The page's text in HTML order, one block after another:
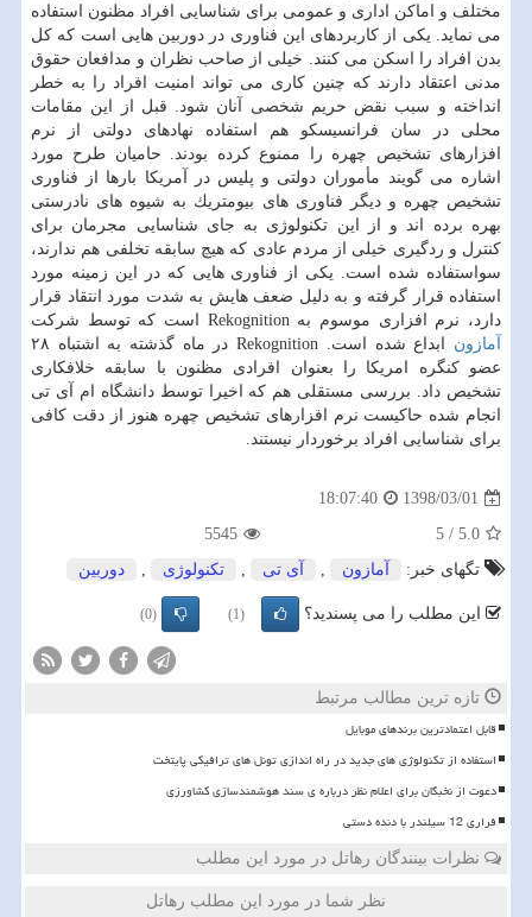
مختلف و اماكن اداری و عمومی برای شناسایی افراد مظنون استفاده
می نماید. یكی از كاربردهای این فناوری در دوربین هایی است كه كل
بدن افراد را اسكن می كنند. خیلی از صاحب نظران و مدافعان حقوق
مدنی اعتقاد دارند كه چنین كاری می تواند امنیت افراد را به خطر
انداخته و سبب نقض حریم شخصی آنان شود. قبل از این مقامات
محلی در سان فرانسیسكو هم استفاده نهادهای دولتی از نرم
افزارهای تشخیص چهره را ممنوع كرده بودند. حامیان طرح مورد
اشاره می گویند مأموران دولتی و پلیس در آمریكا بارها از فناوری
تشخیص چهره و دیگر فناوری های بیومتریك به شیوه های نادرستی
بهره برده اند و از این تكنولوژی به جای شناسایی مجرمان برای
كنترل و ردگیری خیلی از مردم عادی كه هیچ سابقه تخلفی هم ندارند،
سواستفاده شده است. یكی از فناوری هایی كه در این زمینه مورد
استفاده قرار گرفته و به دلیل ضعف هایش به شدت مورد انتقاد قرار
دارد، نرم افزاری موسوم به Rekognition است كه توسط شركت
آمازون
ابداع شده است. Rekognition در ماه گذشته به اشتباه ۲۸
عضو كنگره امریكا را بعنوان افرادی مظنون با سابقه خلافكاری
تشخیص داد. بررسی مستقلی هم كه اخیرا توسط دانشگاه ام آی تی
انجام شده حاكیست نرم افزارهای تشخیص چهره هنوز از دقت كافی
برای شناسایی افراد برخوردار نیستند.
1398/03/01
18:07:40
5.0
/
5
5545
تگهای خبر:
آمازون , آی تی , تكنولوژی , دوربین
این مطلب را می پسندید؟ (1)
(0)
تازه ترین مطالب مرتبط
قابل اعتمادترین برندهای موبایل
استفاده از تکنولوژی های جدید در راه اندازی تونل های ترافیکی پایتخت
دعوت از نخبگان برای اعلام نظر درباره ی سند هوشمندسازی کشاورزی
فراری 12 سیلندر با دنده دستی
نظرات بینندگان رهاتل در مورد این مطلب
نظر شما در مورد این مطلب رهاتل